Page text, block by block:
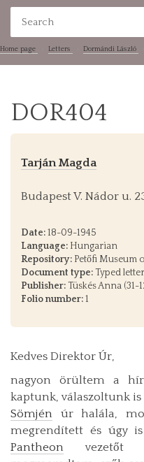
Home page Letters Dormándi László
DOR404
Tarján Magda
Budapest V. Nádor u.
Date:18-09-1945
Language: Hungarian
Repository: Petőfi Museum
Document type: Typed letter
Publisher: Tüskés Anna (31-
Folio number:1
Kedves Direktor Úr,
nagyon örültem a
kaptunk, válaszoltunk is
Sömjén úr halála,
megrendített és úgy
Pantheon vezetőt